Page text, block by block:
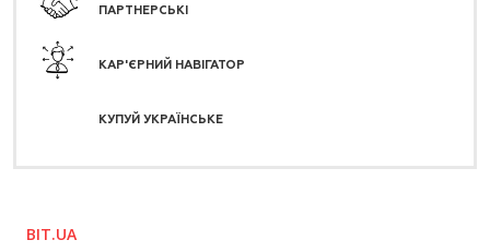
ПАРТНЕРСЬКІ
КАР'ЄРНИЙ НАВІГАТОР
КУПУЙ УКРАЇНСЬКЕ
BIT.UA